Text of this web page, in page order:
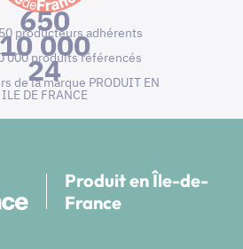
650
producteurs adhérents
000
000 produits référencés
24
de la marque PRODUIT EN
ILE DE FRANCE
Produit en Île-de-
France